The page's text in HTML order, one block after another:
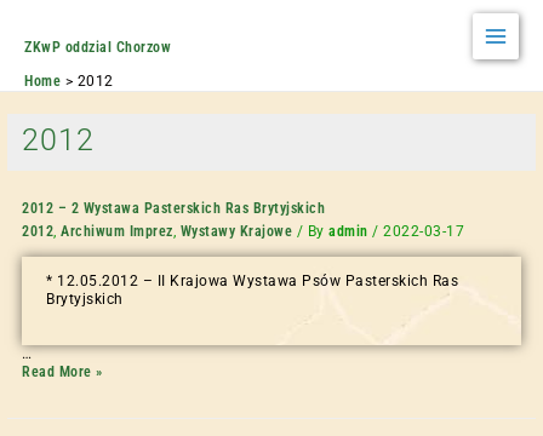
ZKwP oddzial Chorzow
Home
2012
2012
2012 – 2 Wystawa Pasterskich Ras Brytyjskich
2012,Archiwum Imprez, Wystawy Krajowe / Byadmin /2022-03-17
* 12.05.2012 – II Krajowa Wystawa Psów Pasterskich Ras
Brytyjskich
…
Read More »